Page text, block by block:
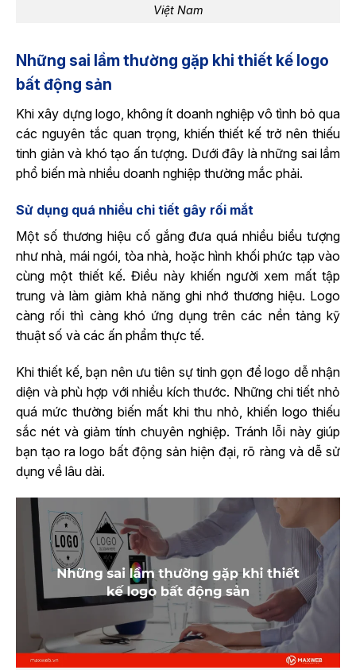
Việt Nam
Những sai lầm thường gặp khi thiết kế logo
bất động sản
Khi xây dựng logo, không ít doanh nghiệp vô tình bỏ qua
các nguyên tắc quan trọng, khiến thiết kế trở nên thiếu
tinh giản và khó tạo ấn tượng. Dưới đây là những sai lầm
phổ biến mà nhiều doanh nghiệp thường mắc phải.
Sử dụng quá nhiều chi tiết gây rối mắt
Một số thương hiệu cố gắng đưa quá nhiều biểu tượng
như nhà, mái ngói, tòa nhà, hoặc hình khối phức tạp vào
cùng một thiết kế. Điều này khiến người xem mất tập
trung và làm giảm khả năng ghi nhớ thương hiệu. Logo
càng rối thì càng khó ứng dụng trên các nền tảng kỹ
thuật số và các ấn phẩm thực tế.
Khi thiết kế, bạn nên ưu tiên sự tinh gọn để logo dễ nhận
diện và phù hợp với nhiều kích thước. Những chi tiết nhỏ
quá mức thường biến mất khi thu nhỏ, khiến logo thiếu
sắc nét và giảm tính chuyên nghiệp. Tránh lỗi này giúp
bạn tạo ra logo bất động sản hiện đại, rõ ràng và dễ sử
dụng về lâu dài.